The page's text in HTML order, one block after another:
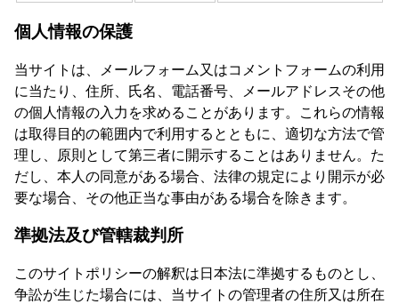
個人情報の保護
当サイトは、メールフォーム又はコメントフォームの利用
に当たり、住所、氏名、電話番号、メールアドレスその他
の個人情報の入力を求めることがあります。これらの情報
は取得目的の範囲内で利用するとともに、適切な方法で管
理し、原則として第三者に開示することはありません。た
だし、本人の同意がある場合、法律の規定により開示が必
要な場合、その他正当な事由がある場合を除きます。
準拠法及び管轄裁判所
このサイトポリシーの解釈は日本法に準拠するものとし、
争訟が生じた場合には、当サイトの管理者の住所又は所在